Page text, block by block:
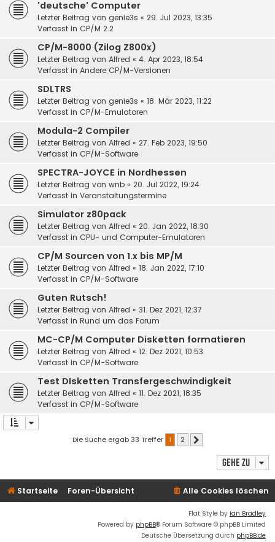
'deutsche' Computer
Letzter Beitrag von genie3s « 29. Jul 2023, 13:35
Verfasst in CP/M 2.2
CP/M-8000 (Zilog Z800x)
Letzter Beitrag von Alfred « 4. Apr 2023, 18:54
Verfasst in Andere CP/M-Versionen
SDLTRS
Letzter Beitrag von genie3s « 18. Mär 2023, 11:22
Verfasst in CP/M-Emulatoren
Modula-2 Compiler
Letzter Beitrag von Alfred « 27. Feb 2023, 19:50
Verfasst in CP/M-Software
SPECTRA-JOYCE in Nordhessen
Letzter Beitrag von wnb « 20. Jul 2022, 19:24
Verfasst in Veranstaltungstermine
Simulator z80pack
Letzter Beitrag von Alfred « 20. Jan 2022, 18:30
Verfasst in CPU- und Computer-Emulatoren
CP/M Sourcen von 1.x bis MP/M
Letzter Beitrag von Alfred « 18. Jan 2022, 17:10
Verfasst in CP/M-Software
Guten Rutsch!
Letzter Beitrag von Alfred « 31. Dez 2021, 12:37
Verfasst in Rund um das Forum
MC-CP/M Computer Disketten formatieren
Letzter Beitrag von Alfred « 12. Dez 2021, 10:53
Verfasst in CP/M-Software
Test DIsketten Transfergeschwindigkeit
Letzter Beitrag von Alfred « 11. Dez 2021, 18:35
Verfasst in CP/M-Software
Die Suche ergab 33 Treffer 1 2
Gehe zu
Startseite Foren-Übersicht Alle Cookies löschen
Flat Style by Ian Bradley
Powered by phpBB® Forum Software © phpBB Limited
Deutsche Übersetzung durch phpBB.de